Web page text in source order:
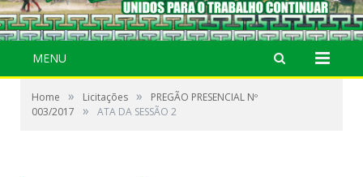
MENU
Home » Licitações »
PREGÃO PRESENCIAL Nº
003/2017
» ATA DA SESSÃO 2